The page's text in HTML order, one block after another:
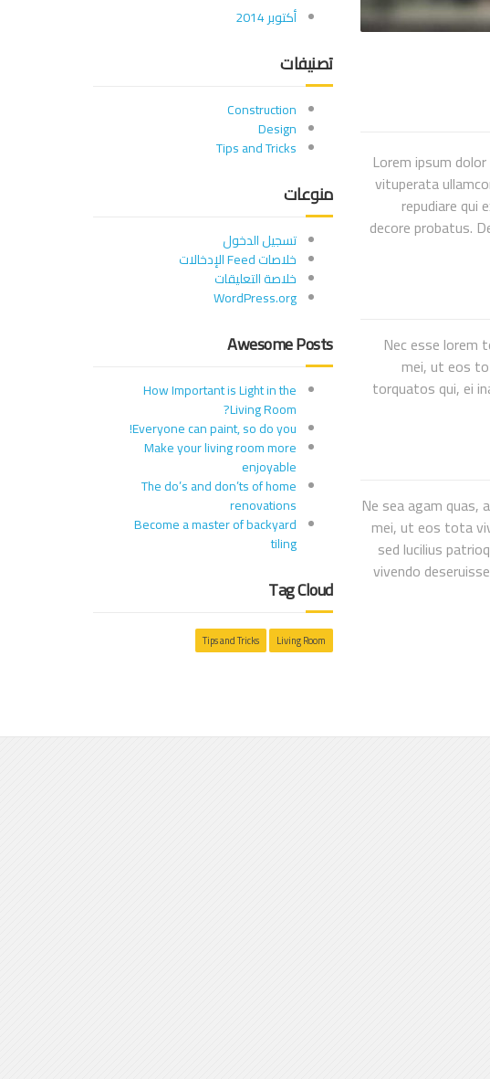
Lorem ipsum
vituperata
repudiare qui
decore probatus.
Nec esse lorem
mei, ut eos
torquatos qui, ei
Ne sea agam
mei, ut eos tota
sed lucilius
vivendo
أكتوبر 2014
تصنيفات
Construction
Design
Tips and Tricks
منوعات
تسجيل الدخول
خلاصات Feed الإدخالات
خلاصة التعليقات
WordPress.org
Awesome Posts
How Important is Light in the
Living Room?
Everyone can paint, so do you!
Make your living room more
enjoyable
The do’s and don’ts of home
renovations
Become a master of backyard
tiling
Tag Cloud
Living Room
Tips and Tricks